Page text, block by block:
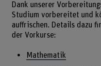
Dank unserer
Studium vorbereitet und
auffrischen. Details dazu
der Vorkurse:
Mathematik